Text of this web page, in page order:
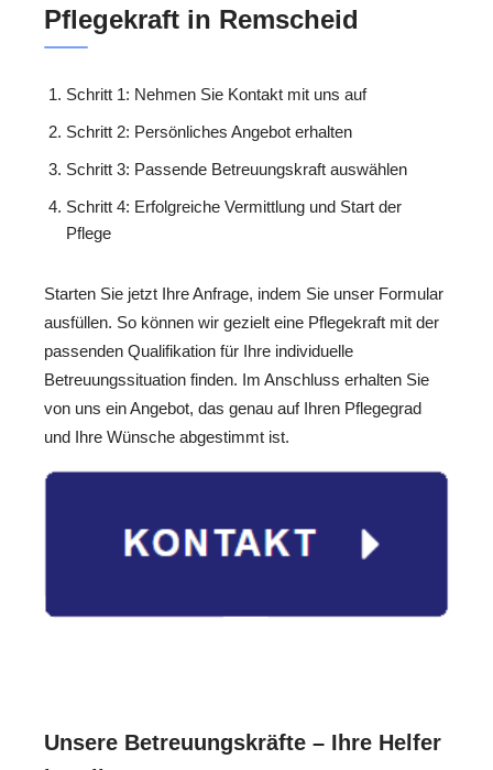
Pflegekraft in Remscheid
Schritt 1: Nehmen Sie Kontakt mit uns auf
Schritt 2: Persönliches Angebot erhalten
Schritt 3: Passende Betreuungskraft auswählen
Schritt 4: Erfolgreiche Vermittlung und Start der
Pflege
Starten Sie jetzt Ihre Anfrage, indem Sie unser Formular
ausfüllen. So können wir gezielt eine Pflegekraft mit der
passenden Qualifikation für Ihre individuelle
Betreuungssituation finden. Im Anschluss erhalten Sie
von uns ein Angebot, das genau auf Ihren Pflegegrad
und Ihre Wünsche abgestimmt ist.
Unsere Betreuungskräfte – Ihre Helfer